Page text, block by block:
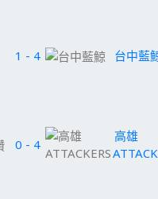
1 - 4 台中藍
0 - 4
高雄